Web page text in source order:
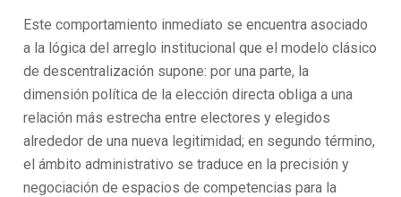
Este comportamiento inmediato se encuentra asociado
a la lógica del arreglo institucional que el modelo clásico
de descentralización supone: por una parte, la
dimensión política de la elección directa obliga a una
relación más estrecha entre electores y elegidos
alrededor de una nueva legitimidad; en segundo término,
el ámbito administrativo se traduce en la precisión y
negociación de espacios de competencias para la